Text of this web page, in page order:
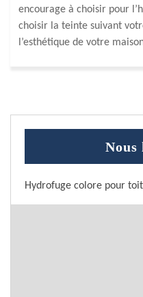
encourage à choisir pour
choisir la teinte suivant
l’esthétique de votre
Nous
Hydrofuge colore pour